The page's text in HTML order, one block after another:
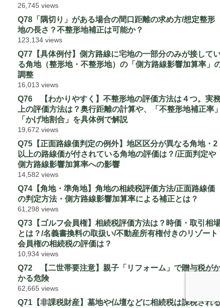
26,745 views
Q78「隅切り」がある場合の間口距離の求め方/想定整形
地の長さ？不整形地補正は可能か？
123,134 views
Q77【具体例付】側方路線に宅地の一部分のみが接して
る角地（整形地・不整形地）の「側方路線影響加算率」
調整
16,013 views
Q76 【わかりやすく】不整形地の評価方法は４つ。実
上の評価方法は？奥行距離の計算や、「不整形地補正率
「かげ地割合」を具体例で解説
19,672 views
Q75【正面路線価判定の例外】地区区分が異なる角地・2
以上の路線価が付されている角地の評価は？/正面判定や
側方路線影響加算率への影響
14,582 views
Q74【角地・準角地】角地の相続税評価方法/正面路線価
の判定方法・側方路線影響加算率による補正とは？
61,298 views
Q73【ゴルフ会員権】相続税評価方法は？時価・取引相
とは？/名義書換料の取扱い/不動産所有権付きのリゾート
会員権の相続税の評価は？
10,934 views
Q72 【二世帯要注意】親子「リフォーム」で贈与税が
かる危険
62,665 views
Q71【非課税財産】墓地や仏壇などに相続税は課税され